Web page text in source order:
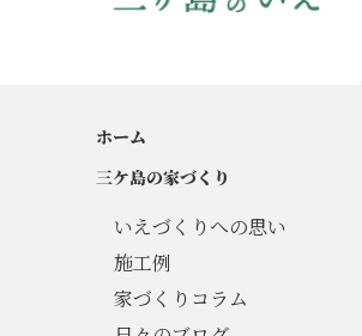
ホーム
三ケ島の家づくり
いえづくりへの思い
施工例
家づくりコラム